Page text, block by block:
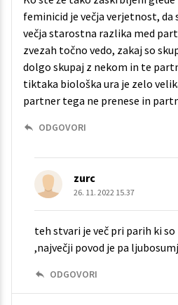
feminicid je večja verjetnost, da
večja starostna razlika med
zvezah točno vedo, zakaj so
dolgo skupaj z nekom in te
tiktaka biološka ura je zelo
partner tega ne prenese in
ODGOVORI
zurc
26. 11. 2022 15.37
teh stvari je več pri parih ki
,največji povod je pa
ODGOVORI